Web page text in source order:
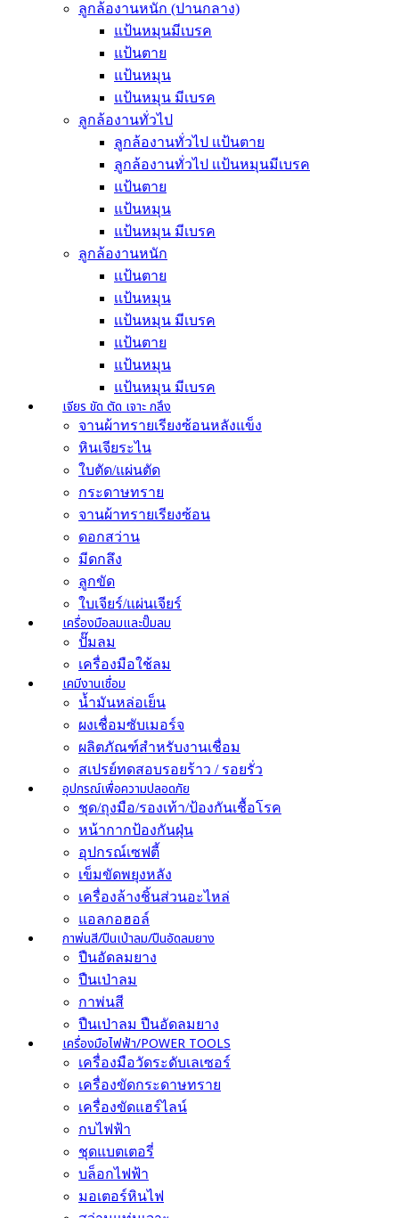
ลูกล้องานหนัก (ปานกลาง)
แป้นหมุนมีเบรค
แป้นตาย
แป้นหมุน
แป้นหมุน มีเบรค
ลูกล้องานทั่วไป
ลูกล้องานทั่วไป เเป้นตาย
ลูกล้องานทั่วไป เเป้นหมุนมีเบรค
แป้นตาย
แป้นหมุน
แป้นหมุน มีเบรค
ลูกล้องานหนัก
เเป้นตาย
เเป้นหมุน
เเป้นหมุน มีเบรค
แป้นตาย
แป้นหมุน
แป้นหมุน มีเบรค
เจียร ขัด ตัด เจาะ กลึง
จานผ้าทรายเรียงซ้อนหลังแข็ง
หินเจียระไน
ใบตัด/แผ่นตัด
กระดาษทราย
จานผ้าทรายเรียงซ้อน
ดอกสว่าน
มีดกลึง
ลูกขัด
ใบเจียร์/แผ่นเจียร์
เครื่องมือลมและปั๊มลม
ปั๊มลม
เครื่องมือใช้ลม
เคมีงานเชื่อม
น้ำมันหล่อเย็น
ผงเชื่อมซับเมอร์จ
ผลิตภัณฑ์สำหรับงานเชื่อม
สเปรย์ทดสอบรอยร้าว / รอยรั่ว
อุปกรณ์เพื่อความปลอดภัย
ชุด/ถุงมือ/รองเท้า/ป้องกันเชื้อโรค
หน้ากากป้องกันฝุ่น
อุปกรณ์เซฟตี้
เข็มขัดพยุงหลัง
เครื่องล้างชิ้นส่วนอะไหล่
แอลกอฮอล์
กาพ่นสี/ปืนเป่าลม/ปืนอัดลมยาง
ปืนอัดลมยาง
ปืนเป่าลม
กาพ่นสี
ปืนเป่าลม ปืนอัดลมยาง
เครื่องมือไฟฟ้า/POWER TOOLS
เครื่องมือวัดระดับเลเซอร์
เครื่องขัดกระดาษทราย
เครื่องขัดแฮร์ไลน์
กบไฟฟ้า
ชุดแบตเตอรี่
บล็อกไฟฟ้า
มอเตอร์หินไฟ